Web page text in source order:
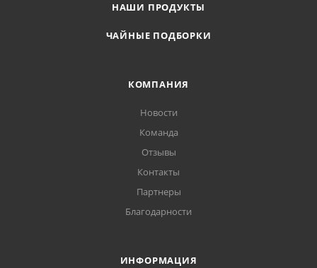
НАШИ ПРОДУКТЫ
ЧАЙНЫЕ ПОДБОРКИ
КОМПАНИЯ
Новости
Команда
Отзывы
Контакты
Партнеры
Благодарности
ИНФОРМАЦИЯ